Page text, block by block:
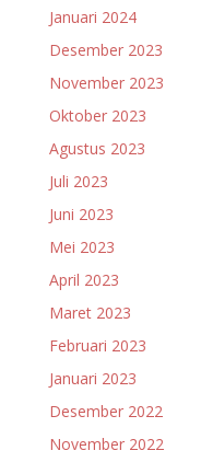
Januari 2024
Desember 2023
November 2023
Oktober 2023
Agustus 2023
Juli 2023
Juni 2023
Mei 2023
April 2023
Maret 2023
Februari 2023
Januari 2023
Desember 2022
November 2022